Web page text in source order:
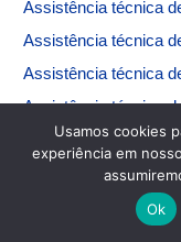
Assistência técnica
Assistência técnica
Assistência técnica
Assistência técnica
Assistência técnica
Assistência técnica
Assistência técnica
Usamos cookies
experiência em
Ok